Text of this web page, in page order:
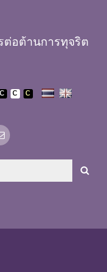
ต่อต้านการทุจริต